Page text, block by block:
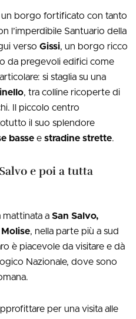
un borgo fortificato con tanto
l’imperdibile Santuario della
verso Gissi, un borgo ricco
da pregevoli edifici come
si staglia su una
, tra colline ricoperte di
Il piccolo centro
il suo splendore
basse e stradine strette.
e poi a tutta
mattinata a San Salvo,
, nella parte più a sud
è piacevole da visitare e dà
Nazionale, dove sono
per una visita alle